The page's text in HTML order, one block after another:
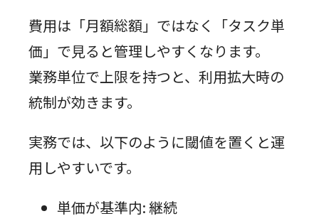
費用は「月額総額」ではなく「タスク単
価」で見ると管理しやすくなります。
業務単位で上限を持つと、利用拡大時の
統制が効きます。
実務では、以下のように閾値を置くと運
用しやすいです。
単価が基準内: 継続